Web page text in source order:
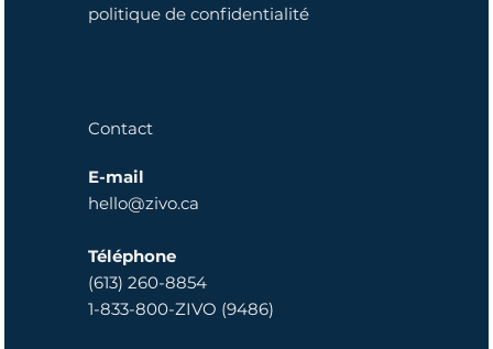
politique de confidentialité
Contact
E-mail
hello@zivo.ca
Téléphone
(613) 260-8854
1-833-800-ZIVO (9486)